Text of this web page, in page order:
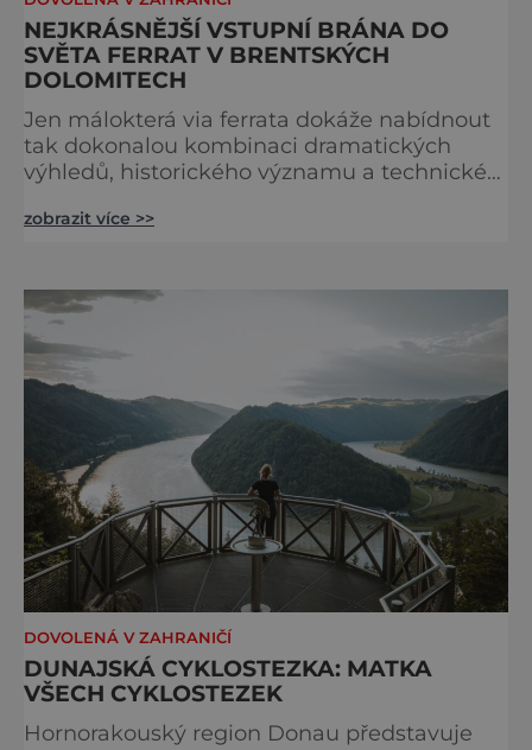
NEJKRÁSNĚJŠÍ VSTUPNÍ BRÁNA DO
SVĚTA FERRAT V BRENTSKÝCH
DOLOMITECH
Jen málokterá via ferrata dokáže nabídnout
tak dokonalou kombinaci dramatických
výhledů, historického významu a technické
Brentských Dolomit představuje vstupní
považován za jednu z nejkrásnějších
vysokohorských tras na světě. Přestože
samotná ferrata nepatří mezi techn
zobrazit více >>
DOVOLENÁ V ZAHRANIČÍ
DUNAJSKÁ CYKLOSTEZKA: MATKA
VŠECH CYKLOSTEZEK
Hornorakouský region Donau představuje